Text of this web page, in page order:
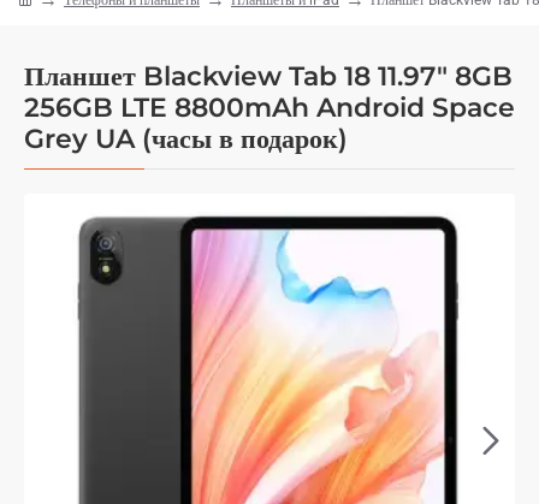
Планшет Blackview Tab 18 11.97" 8GB
256GB LTE 8800mAh Android Space
Grey UA (часы в подарок)